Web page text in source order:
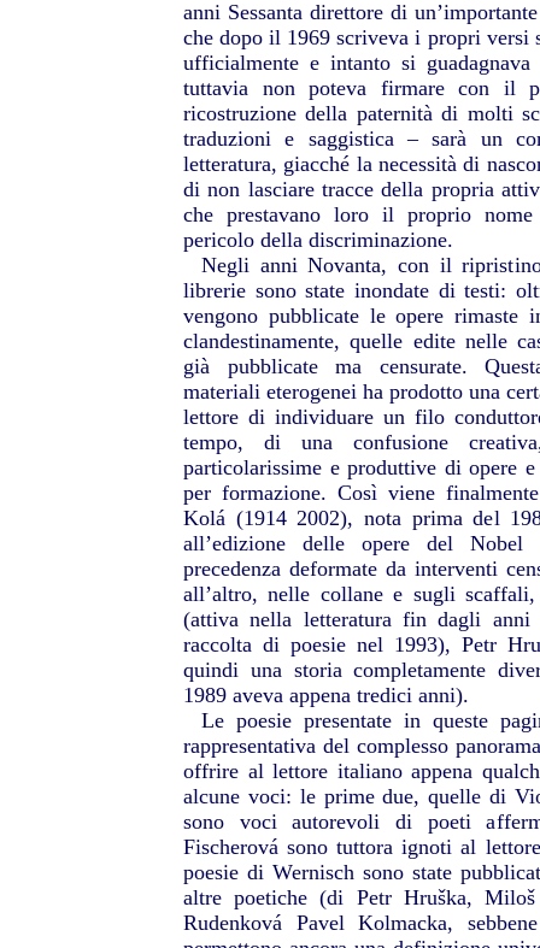
anni Sessanta direttore di
che dopo il 1969 scriveva i propri versi
ufficialmente e intanto si
tuttavia non poteva firmare con il
ricostruzione della paternità di molti
traduzioni e saggistica – sarà un
letteratura, giacché la necessità di
di non lasciare tracce della propria
che prestavano loro il proprio
pericolo della discriminazione.
Negli anni Novanta, con il
librerie sono state inondate di testi:
vengono pubblicate le opere rimaste
clandestinamente, quelle edite nelle
già pubblicate ma censurate.
materiali eterogenei ha prodotto una
lettore di individuare un filo
tempo, di una confusione
particolarissime e produttive di opere
per formazione. Così viene
Kolá (1914 2002), nota prima del
all’edizione delle opere del Nobel
precedenza deformate da interventi
all’altro, nelle collane e sugli
(attiva nella letteratura fin dagli anni
raccolta di poesie nel 1993), Petr
quindi una storia completamente
1989 aveva appena tredici anni).
Le poesie presentate in queste
rappresentativa del complesso
offrire al lettore italiano appena
alcune voci: le prime due, quelle di
sono voci autorevoli di poeti
Fischerová sono tuttora ignoti al
poesie di Wernisch sono state
altre poetiche (di Petr Hruška,
Rudenková Pavel Kolmacka,